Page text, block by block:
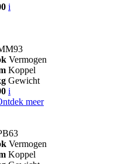
i
Vermogen
Koppel
Gewicht
i
meer
Vermogen
Koppel